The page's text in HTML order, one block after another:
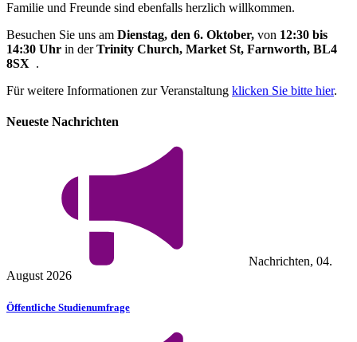
Familie und Freunde sind ebenfalls herzlich willkommen.
Besuchen Sie uns am Dienstag, den 6. Oktober, von 12:30 bis
14:30 Uhr in derTrinity Church, Market St, Farnworth, BL4
8SX .
Für weitere Informationen zur Veranstaltung klicken Sie bitte hier.
Neueste Nachrichten
Nachrichten, 04.
August 2026
Öffentliche Studienumfrage